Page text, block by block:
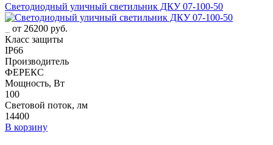
Светодиодный уличный светильник ДКУ 07-100-50
от 26200 руб.
Класс защиты
IP66
Производитель
ФЕРЕКС
Мощность, Вт
100
Световой поток, лм
14400
В корзину